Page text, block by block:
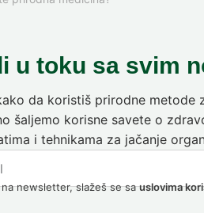
u toku sa svim
da koristiš prirodne metode
šaljemo korisne savete o
i tehnikama za jačanje
na newsletter, slažeš se sauslovima